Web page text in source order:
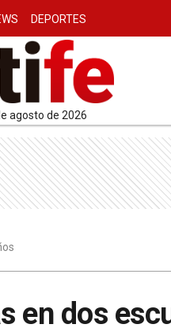
DEPORTES
agosto de 2026
en dos